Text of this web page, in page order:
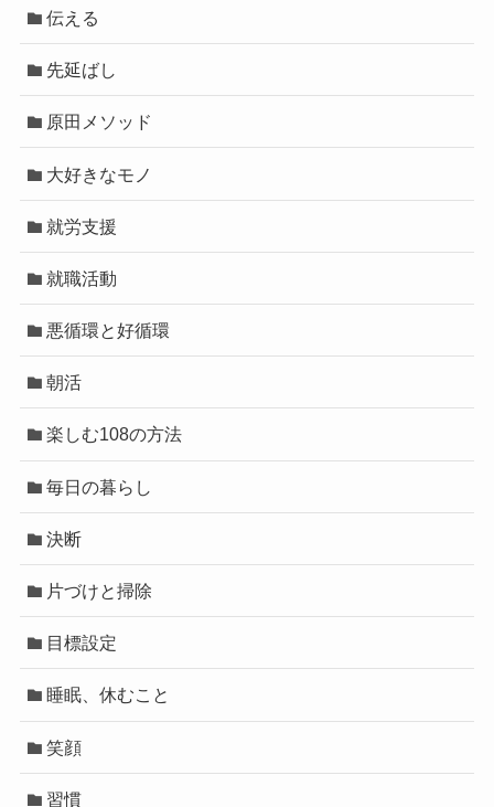
伝える
先延ばし
原田メソッド
大好きなモノ
就労支援
就職活動
悪循環と好循環
朝活
楽しむ108の方法
毎日の暮らし
決断
片づけと掃除
目標設定
睡眠、休むこと
笑顔
習慣